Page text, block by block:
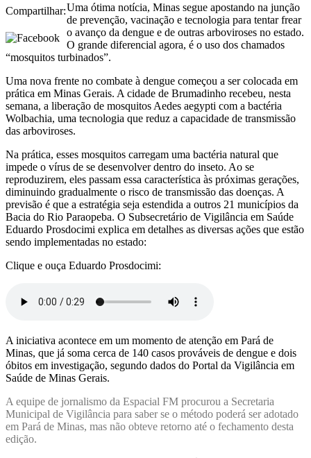
Compartilhar:Uma ótima notícia, Minas segue apostando na junção
de prevenção, vacinação e tecnologia para tentar frear
o avanço da dengue e de outras arboviroses no estado.
O grande diferencial agora, é o uso dos chamados
“mosquitos turbinados”.
Uma nova frente no combate à dengue começou a ser colocada em
prática em Minas Gerais. A cidade de Brumadinho recebeu, nesta
semana, a liberação de mosquitos Aedes aegypti com a bactéria
Wolbachia, uma tecnologia que reduz a capacidade de transmissão
das arboviroses.
Na prática, esses mosquitos carregam uma bactéria natural que
impede o vírus de se desenvolver dentro do inseto. Ao se
reproduzirem, eles passam essa característica às próximas gerações,
diminuindo gradualmente o risco de transmissão das doenças. A
previsão é que a estratégia seja estendida a outros 21 municípios da
Bacia do Rio Paraopeba. O Subsecretário de Vigilância em Saúde
Eduardo Prosdocimi explica em detalhes as diversas ações que estão
sendo implementadas no estado:
Clique e ouça Eduardo Prosdocimi:
A iniciativa acontece em um momento de atenção em Pará de
Minas, que já soma cerca de 140 casos prováveis de dengue e dois
óbitos em investigação, segundo dados do Portal da Vigilância em
Saúde de Minas Gerais.
A equipe de jornalismo da Espacial FM procurou a Secretaria
Municipal de Vigilância para saber se o método poderá ser adotado
em Pará de Minas, mas não obteve retorno até o fechamento desta
edição.